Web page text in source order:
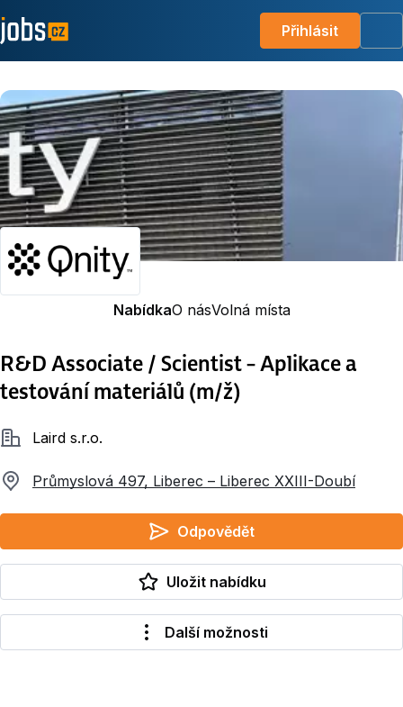
Přihlásit
NabídkaO násVolná místa
R&D Associate / Scientist – Aplikace a
testování materiálů (m/ž)
SpolečnostLaird s.r.o.
Průmyslová 497, Liberec – Liberec XXIII-Doubí
Odpovědět
Uložit nabídku
Další možnosti